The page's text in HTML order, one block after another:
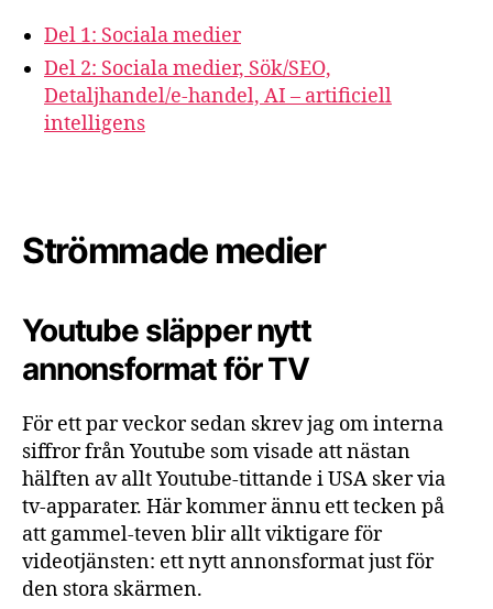
Del 1: Sociala medier
Del 2: Sociala medier, Sök/SEO,
Detaljhandel/e-handel, AI – artificiell
intelligens
Strömmade medier
Youtube släpper nytt
annonsformat för TV
För ett par veckor sedan skrev jag om interna
siffror från Youtube som visade att nästan
hälften av allt Youtube-tittande i USA sker via
tv-apparater. Här kommer ännu ett tecken på
att gammel-teven blir allt viktigare för
videotjänsten: ett nytt annonsformat just för
den stora skärmen.